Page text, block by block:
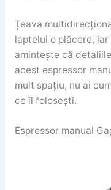
Țeava
laptelui o plăcere,
amintește că
acest espressor
mult spațiu, nu ai
ce îl folosești.
Espressor manual